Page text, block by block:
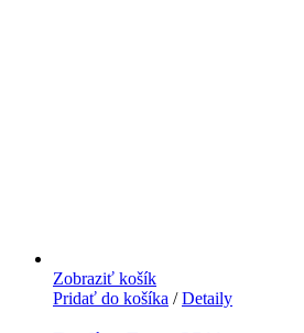
Zobraziť košík
Pridať do košíka / Detaily